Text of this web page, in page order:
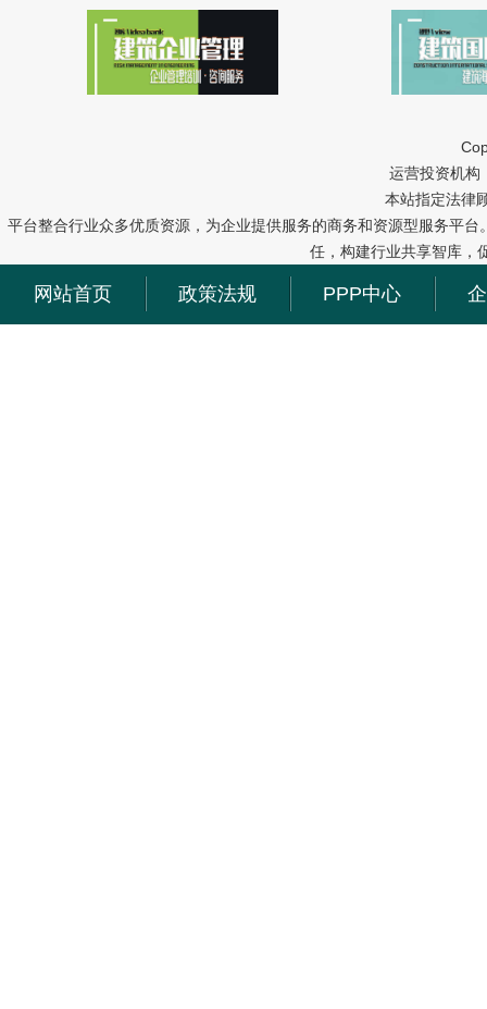
运营投资机构
本站指定法律
平台整合行业众多优质资源，为企业提供服务的商务和资源型服务平
任，构建行业共享智库，
网站首页 政策法规 PPP中心